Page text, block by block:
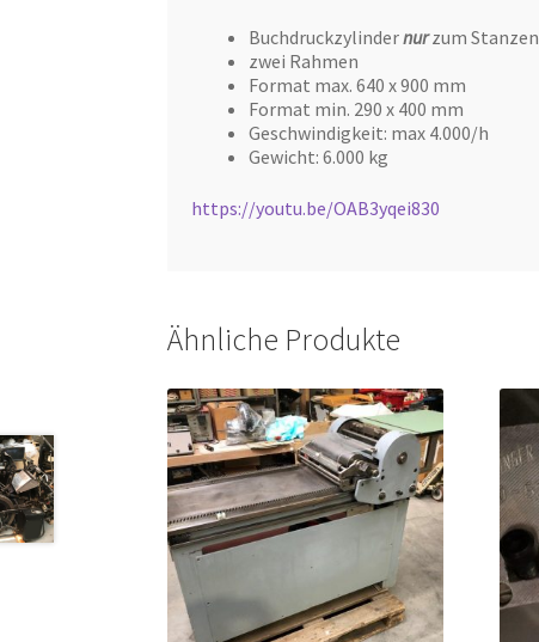
Buchdruckzylindernurzum Stanzen
zwei Rahmen
Format max. 640 x 900 mm
Format min. 290 x 400 mm
Geschwindigkeit: max 4.000/h
Gewicht: 6.000 kg
https://youtu.be/OAB3yqei830
Ähnliche Produkte